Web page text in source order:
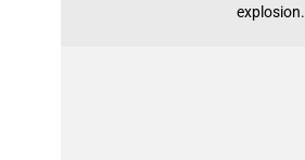
explosion.